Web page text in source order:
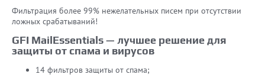
Фильтрация более 99% нежелательных писем при отсутствии
ложных срабатываний!
GFI MailEssentials — лучшее решение для
защиты от спама и вирусов
14 фильтров защиты от спама;